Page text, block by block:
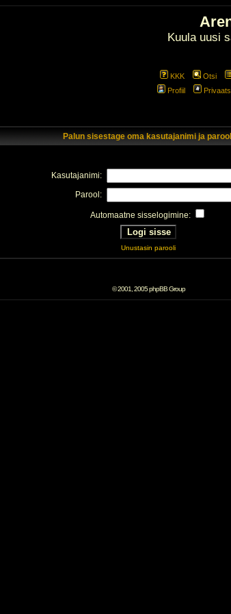
Kuula uusi
KKK Otsi
Profiil
Palun sisestage oma kasutajanimi ja
Kasutajanimi:
Parool:
Automaatne sisselogimine:
Unustasin parooli
© 2001, 2005 phpBB Group